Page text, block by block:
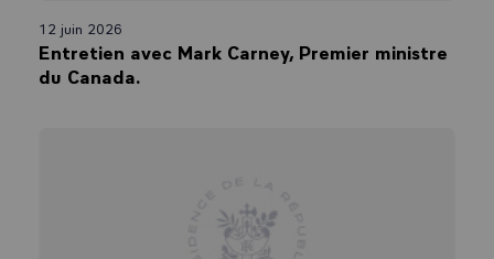
12 juin 2026
Entretien avec Mark Carney, Premier ministre
du Canada.